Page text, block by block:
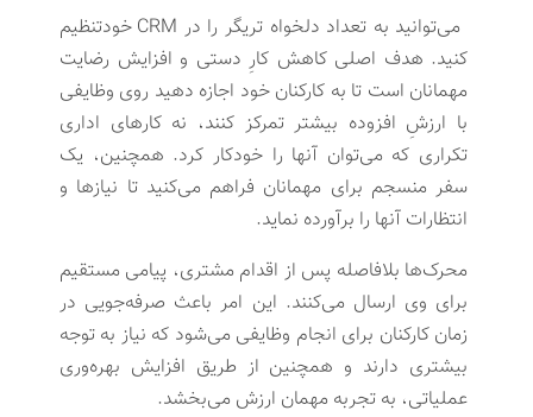
می‌توانید به تعداد دلخواه تریگر را در CRM خودتنظیم
کنید. هدف اصلی کاهش کارِ دستی و افزایش رضایت
مهمانان است تا به کارکنان خود اجازه دهید روی وظایفی
با ارزشِ‌ افزوده بیشتر تمرکز کنند، نه کارهای اداری
تکراری که می‌توان آنها را خودکار کرد. همچنین، یک
سفر منسجم برای مهمانان فراهم می‌کنید تا نیازها و
انتظارات آنها را برآورده نماید.
محرک‌ها بلافاصله پس از اقدام مشتری، پیامی مستقیم
برای وی ارسال می‌کنند. این امر باعث صرفه‌جویی در
زمان کارکنان برای انجام وظایفی می‌شود که نیاز به توجه
بیشتری دارند و همچنین از طریق افزایش بهره‌وری
عملیاتی، به تجربه مهمان ارزش می‌بخشد.